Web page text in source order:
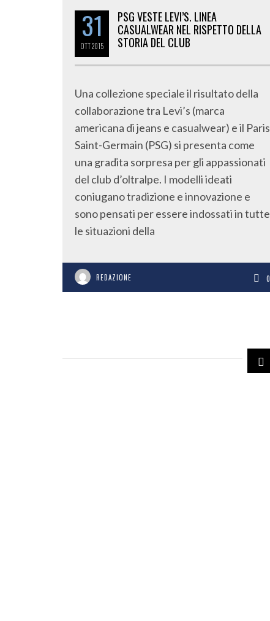
31
OTT2015
PSG VESTE LEVI’S. LINEA
CASUALWEAR NEL RISPETTO DELLA
STORIA DEL CLUB
Una collezione speciale il risultato della
collaborazione tra Levi’s (marca
americana di jeans e casualwear) e il Paris
Saint-Germain (PSG) si presenta come
una gradita sorpresa per gli appassionati
del club d’oltralpe. I modelli ideati
coniugano tradizione e innovazione e
sono pensati per essere indossati in tutte
le situazioni della
REDAZIONE 0